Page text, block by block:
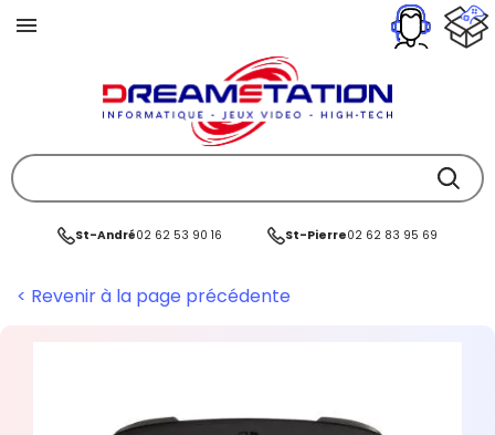
St-André02 62 53 90 16 St-Pierre02 62 83 95 69
< Revenir à la page précédente